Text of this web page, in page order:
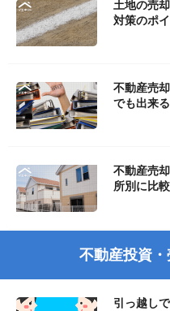
土地の売
対策のポ
不動産売
でも出来る
不動産売
所別に比較
不動産投資
引っ越し